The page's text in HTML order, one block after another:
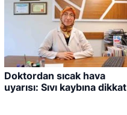
Doktordan sıcak hava
uyarısı: Sıvı kaybına dikkat